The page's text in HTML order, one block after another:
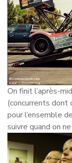
On finit l’après-
(concurrents dont
pour l’ensemble
suivre quand on